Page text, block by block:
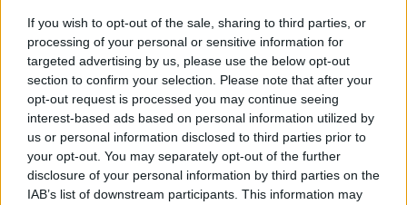
If you wish to opt-out of the sale, sharing to third parties, or
processing of your personal or sensitive information for
targeted advertising by us, please use the below opt-out
section to confirm your selection. Please note that after your
opt-out request is processed you may continue seeing
interest-based ads based on personal information utilized by
us or personal information disclosed to third parties prior to
your opt-out. You may separately opt-out of the further
disclosure of your personal information by third parties on the
IAB’s list of downstream participants. This information may